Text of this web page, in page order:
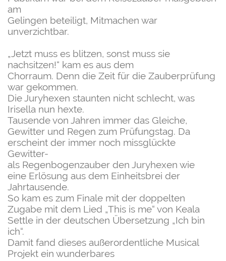
am
Gelingen beteiligt, Mitmachen war
unverzichtbar.
„Jetzt muss es blitzen, sonst muss sie
nachsitzen!“ kam es aus dem
Chorraum. Denn die Zeit für die Zauberprüfung
war gekommen.
Die Juryhexen staunten nicht schlecht, was
Irisella nun hexte.
Tausende von Jahren immer das Gleiche,
Gewitter und Regen zum Prüfungstag. Da
erscheint der immer noch missglückte
Gewitter-
als Regenbogenzauber den Juryhexen wie
eine Erlösung aus dem Einheitsbrei der
Jahrtausende.
So kam es zum Finale mit der doppelten
Zugabe mit dem Lied „This is me“ von Keala
Settle in der deutschen Übersetzung „Ich bin
ich“.
Damit fand dieses außerordentliche Musical
Projekt ein wunderbares